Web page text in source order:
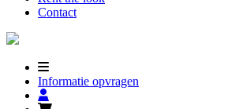
Contact
Informatie opvragen